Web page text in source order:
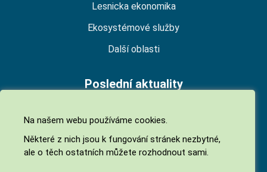
Lesnicka ekonomika
Ekosystémové služby
Další oblasti
Poslední aktuality
Národní platforma pro ekosystémové služby
06. 07. 2026
Na našem webu používáme cookies.
Některé z nich jsou k fungování stránek nezbytné,
ale o těch ostatních můžete rozhodnout sami.